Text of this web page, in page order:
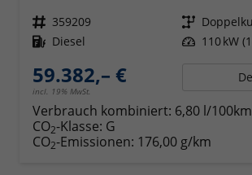
Fahrzeugnr. 359209 Getriebe
Kraftstoff Diesel Leistung 110 kW
59.382,– €
incl. 19% MwSt.
Verbrauch kombiniert: 6,80 l/100km
CO2-Klasse: G
CO2-Emissionen: 176,00 g/km